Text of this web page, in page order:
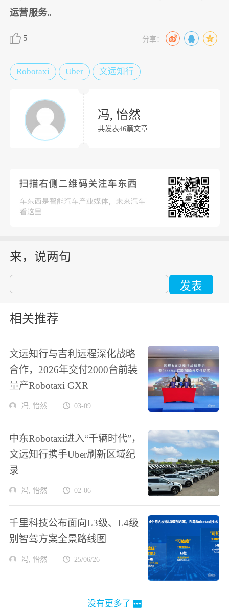
运营服务。
5 分享：
Robotaxi Uber 文远知行
冯, 怡然
共发表46篇文章
来，说两句
发表
相关推荐
文远知行与吉利远程深化战略
合作，2026年交付2000台前装
量产Robotaxi GXR
冯, 怡然 03-09
中东Robotaxi进入“千辆时代”，
文远知行携手Uber刷新区域纪
录
冯, 怡然 02-06
千里科技公布面向L3级、L4级
别智驾方案全景路线图
冯, 怡然 25/06/26
没有更多了